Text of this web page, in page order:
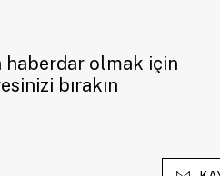
haberdar olmak için
bırakın